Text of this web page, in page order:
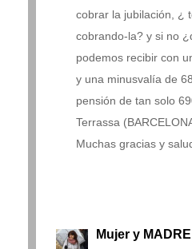
cobrar la jubilación, ¿
cobrando-la? y si no
podemos recibir con
y una minusvalía de
pensión de tan solo
Terrassa
Muchas gracias y
Mujer y